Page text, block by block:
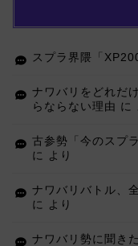
スプラ界隈「
ナワバリをどれだ
らならない理由 に
古参勢「今のスプ
に
より
ナワバリバトル、
に
より
ナワバリ勢に聞き